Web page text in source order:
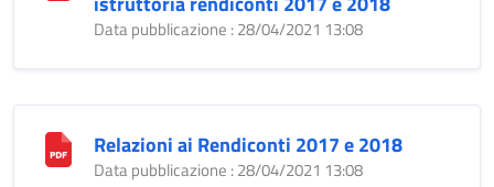
Data pubblicazione : 28/04/2021 13:08
Relazioni ai Rendiconti 2017 e 2018
Data pubblicazione : 28/04/2021 13:08